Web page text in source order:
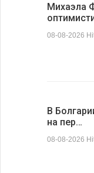
Михаэла
08-08-2026
В
на пер…
08-08-2026